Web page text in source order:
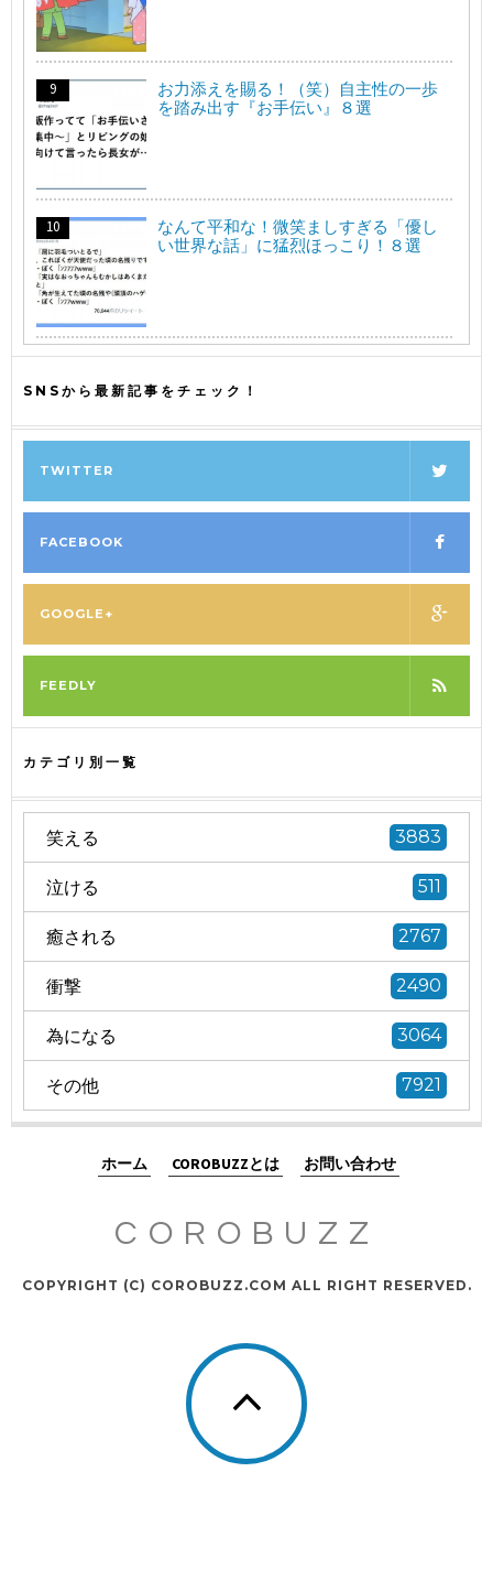
お力添えを賜る！（笑）自主性の一歩
を踏み出す『お手伝い』８選
なんて平和な！微笑ましすぎる「優し
い世界な話」に猛烈ほっこり！８選
SNSから最新記事をチェック！
TWITTER
FACEBOOK
GOOGLE+
FEEDLY
カテゴリ別一覧
笑える 3883
泣ける 511
癒される 2767
衝撃 2490
為になる 3064
その他 7921
ホーム COROBUZZとは お問い合わせ
COROBUZZ
COPYRIGHT (C) COROBUZZ.COM ALL RIGHT RESERVED.